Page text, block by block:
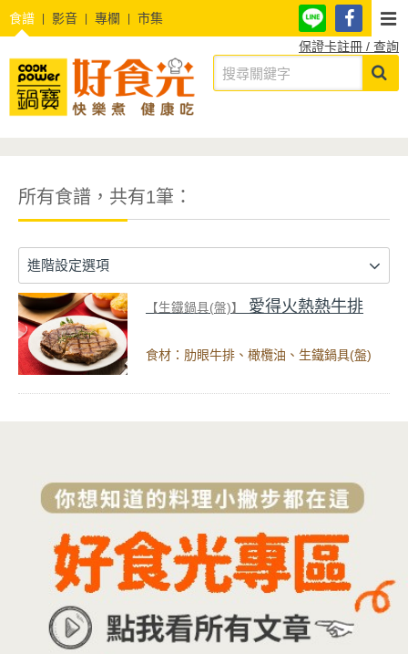
食譜 影音 專欄
市集
保證卡註冊 / 查詢
所有食譜，共有1筆：
進階設定選項
【生鐵鍋具(盤)】 愛得火熱熱牛排
食材：肋眼牛排、橄欖油、生鐵鍋具(盤)